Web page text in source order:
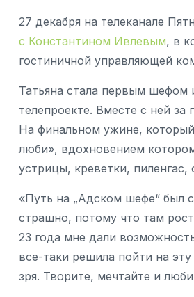
27 декабря на телеканале
с Константином Ивлевым, в
гостиничной управляющей
Татьяна стала первым шефом
телепроекте. Вместе с ней
На финальном ужине,
люби», вдохновением
устрицы, креветки,
«Путь на „Адском шефе“ был
страшно, потому что там
23 года мне дали
все-таки решила пойти на
зря. Творите, мечтайте и